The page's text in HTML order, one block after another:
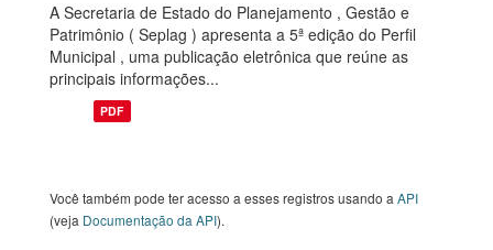
A Secretaria de Estado do Planejamento , Gestão e
Patrimônio ( Seplag ) apresenta a 5ª edição do Perfil
Municipal , uma publicação eletrônica que reúne as
principais informações...
PDF
Você também pode ter acesso a esses registros usando a API
(veja Documentação da API).